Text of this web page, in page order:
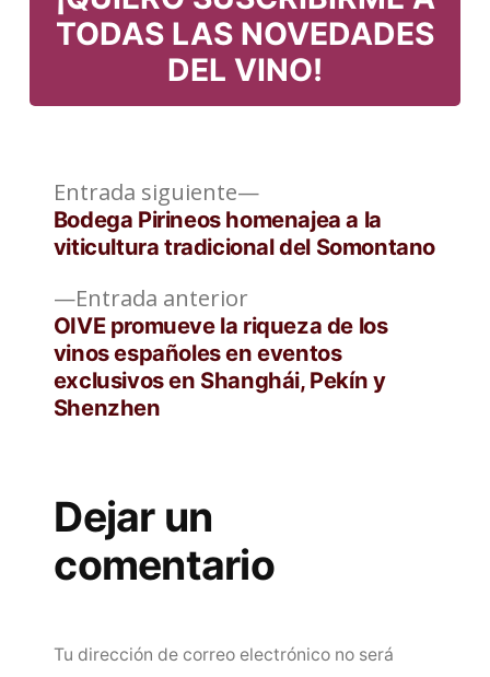
TODAS LAS NOVEDADES
DEL VINO!
Navegación
de
entradas
Entrada anteriorEntrada
anterior:
OIVE promueve la riqueza de los
vinos españoles en eventos
exclusivos en Shanghái, Pekín y
Shenzhen
Entrada siguiente
Entrada
siguiente:
Bodega Pirineos homenajea a la
viticultura tradicional del Somontano
Dejar un
comentario
Tu dirección de correo electrónico no será